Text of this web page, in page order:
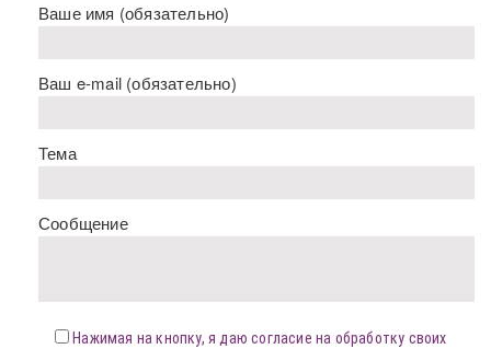
Ваше имя (обязательно)
Ваш e-mail (обязательно)
Тема
Сообщение
Нажимая на кнопку, я даю согласие на обработку своих